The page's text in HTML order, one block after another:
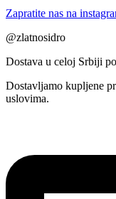
Zapratite nas na
@zlatnosidro
Dostava u celoj Srbiji
Dostavljamo kupljene
uslovima.